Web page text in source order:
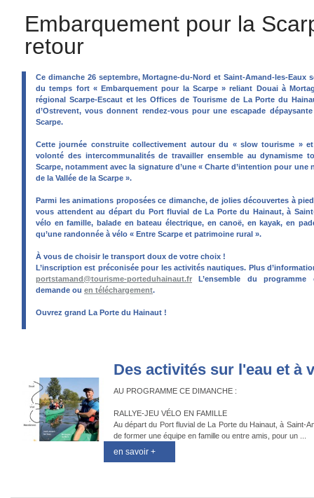
Embarquement pour la
retour
Ce dimanche 26 septembre, Mortagne-du-Nord et Saint-Amand-les-Eaux
du temps fort « Embarquement pour la Scarpe » reliant Douai à
régional Scarpe-Escaut et les Offices de Tourisme de La Porte du
d’Ostrevent, vous donnent rendez-vous pour une escapade
Scarpe.
Cette journée construite collectivement autour du « slow tourisme »
volonté des intercommunalités de travailler ensemble au dynamisme
Scarpe, notamment avec la signature d’une « Charte d’intention pour
de la Vallée de la Scarpe ».
Parmi les animations proposées ce dimanche, de jolies découvertes à
vous attendent au départ du Port fluvial de La Porte du Hainaut, à
vélo en famille, balade en bateau électrique, en canoë, en kayak, en
qu’une randonnée à vélo « Entre Scarpe et patrimoine rural ».
À vous de choisir le transport doux de votre choix !
L’inscription est préconisée pour les activités nautiques. Plus
portstamand@tourisme-porteduhainaut.fr L’ensemble du
demande ou en téléchargement.
Ouvrez grand La Porte du Hainaut !
Des activités sur l'eau et à
AU PROGRAMME CE DIMANCHE :
RALLYE-JEU VÉLO EN FAMILLE
Au départ du Port fluvial de La Porte du Hainaut, à Saint-
de former une équipe en famille ou entre amis, pour un ...
en savoir +